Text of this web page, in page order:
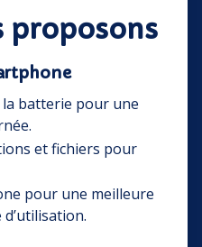
proposons
batterie pour une
et fichiers pour
pour une meilleure